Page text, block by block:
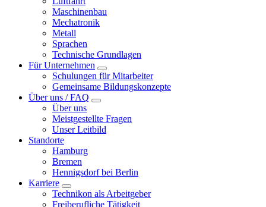
Maschinenbau
Mechatronik
Metall
Sprachen
Technische Grundlagen
Für Unternehmen
Schulungen für Mitarbeiter
Gemeinsame Bildungskonzepte
Über uns / FAQ
Über uns
Meistgestellte Fragen
Unser Leitbild
Standorte
Hamburg
Bremen
Hennigsdorf bei Berlin
Karriere
Technikon als Arbeitgeber
Freiberufliche Tätigkeit